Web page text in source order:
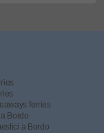
ferries
Bordo
a Bordo